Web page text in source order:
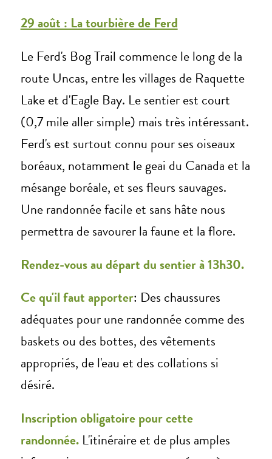
29 août : La tourbière de Ferd
Le Ferd's Bog Trail commence le long de la
route Uncas, entre les villages de Raquette
Lake et d'Eagle Bay. Le sentier est court
(0,7 mile aller simple) mais très intéressant.
Ferd's est surtout connu pour ses oiseaux
boréaux, notamment le geai du Canada et la
mésange boréale, et ses fleurs sauvages.
Une randonnée facile et sans hâte nous
permettra de savourer la faune et la flore.
Rendez-vous au départ du sentier à 13h30.
Ce qu'il faut apporter: Des chaussures
adéquates pour une randonnée comme des
baskets ou des bottes, des vêtements
appropriés, de l'eau et des collations si
désiré.
Inscription obligatoire pour cette
randonnée. L'itinéraire et de plus amples